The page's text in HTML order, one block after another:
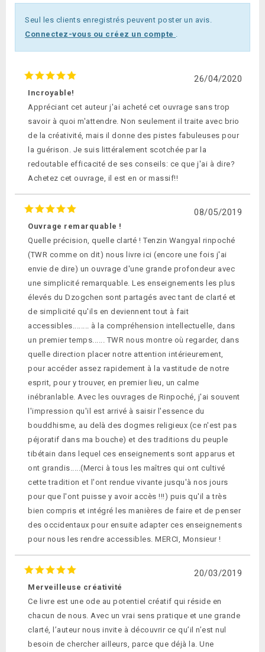
Seul les clients enregistrés peuvent poster un avis.
Connectez-vous ou créez un compte .
26/04/2020
Incroyable!
Appréciant cet auteur j'ai acheté cet ouvrage sans trop
savoir à quoi m'attendre. Non seulement il traite avec brio
de la créativité, mais il donne des pistes fabuleuses pour
la guérison. Je suis littéralement scotchée par la
redoutable efficacité de ses conseils: ce que j'ai à dire?
Achetez cet ouvrage, il est en or massif!!
08/05/2019
Ouvrage remarquable !
Quelle précision, quelle clarté ! Tenzin Wangyal rinpoché
(TWR comme on dit) nous livre ici (encore une fois j'ai
envie de dire) un ouvrage d'une grande profondeur avec
une simplicité remarquable. Les enseignements les plus
élevés du Dzogchen sont partagés avec tant de clarté et
de simplicité qu'ils en deviennent tout à fait
accessibles........ à la compréhension intellectuelle, dans
un premier temps...... TWR nous montre où regarder, dans
quelle direction placer notre attention intérieurement,
pour accéder assez rapidement à la vastitude de notre
esprit, pour y trouver, en premier lieu, un calme
inébranlable. Avec les ouvrages de Rinpoché, j'ai souvent
l'impression qu'il est arrivé à saisir l'essence du
bouddhisme, au delà des dogmes religieux (ce n'est pas
péjoratif dans ma bouche) et des traditions du peuple
tibétain dans lequel ces enseignements sont apparus et
ont grandis.....(Merci à tous les maîtres qui ont cultivé
cette tradition et l'ont rendue vivante jusqu'à nos jours
pour que l'ont puisse y avoir accès !!!) puis qu'il a très
bien compris et intégré les manières de faire et de penser
des occidentaux pour ensuite adapter ces enseignements
pour nous les rendre accessibles. MERCI, Monsieur !
20/03/2019
Merveilleuse créativité
Ce livre est une ode au potentiel créatif qui réside en
chacun de nous. Avec un vrai sens pratique et une grande
clarté, l’auteur nous invite à découvrir ce qu’il n’est nul
besoin de chercher ailleurs, parce que déjà la. Une